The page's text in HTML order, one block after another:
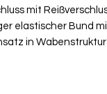
mit
elastischer Bund
in Wabenstruktur